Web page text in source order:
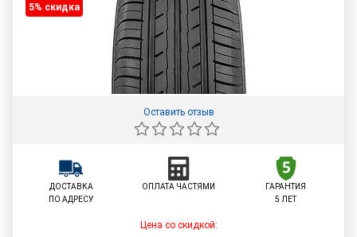
5% cкидка
Оставить отзыв
ДОСТАВКА
ПО АДРЕСУ
ОПЛАТА ЧАСТЯМИ
ГАРАНТИЯ
5 ЛЕТ
Цена со скидкой: